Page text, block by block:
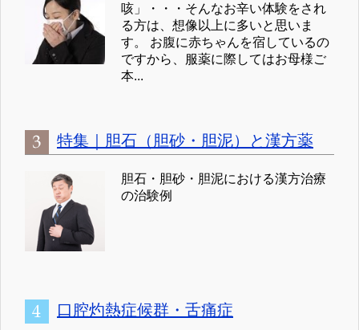
咳」・・・そんなお辛い体験をされ
る方は、想像以上に多いと思いま
す。 お腹に赤ちゃんを宿しているの
ですから、服薬に際してはお母様ご
本...
特集｜胆石（胆砂・胆泥）と漢方薬
胆石・胆砂・胆泥における漢方治療
の治験例
口腔灼熱症候群・舌痛症